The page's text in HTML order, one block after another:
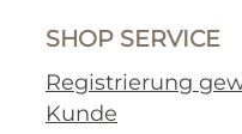
SHOP SERVICE
Registrierung
Kunde